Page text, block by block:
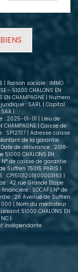
- D'un
l'eau et
sont
la
visite. Nous
votre
| Raison sociale : IMMO
- 51000 CHALONS EN
EN CHAMPAGNE | Numero
: SARL | Capital
|
: 2025-01-01 | Lieu de
CHAMPAGNE | Caisse de
SP12737 | Adresse caisse
de la garantie
Date de délivrance : 2018-
CHALONS EN
N° de caisse de garantie :
Suffren 75015 PARIS |
|
: 42 rue Grande Etape
: SOCAF | N° de
: 26 Avenue de Suffren
000 | Nom du médiateur :
51000 CHALONS EN
|
indépendante